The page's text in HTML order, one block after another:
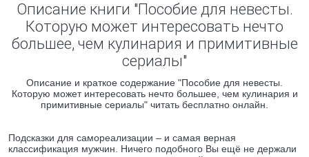
Описание книги "Пособие для невесты.
Которую может интересовать нечто
большее, чем кулинария и примитивные
сериалы"
Описание и краткое содержание "Пособие для невесты.
Которую может интересовать нечто большее, чем кулинария и
примитивные сериалы" читать бесплатно онлайн.
Подсказки для самореализации – и самая верная
классификация мужчин. Ничего подобного Вы ещё не держали